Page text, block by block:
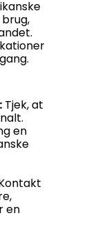
Tjek, at
en
en